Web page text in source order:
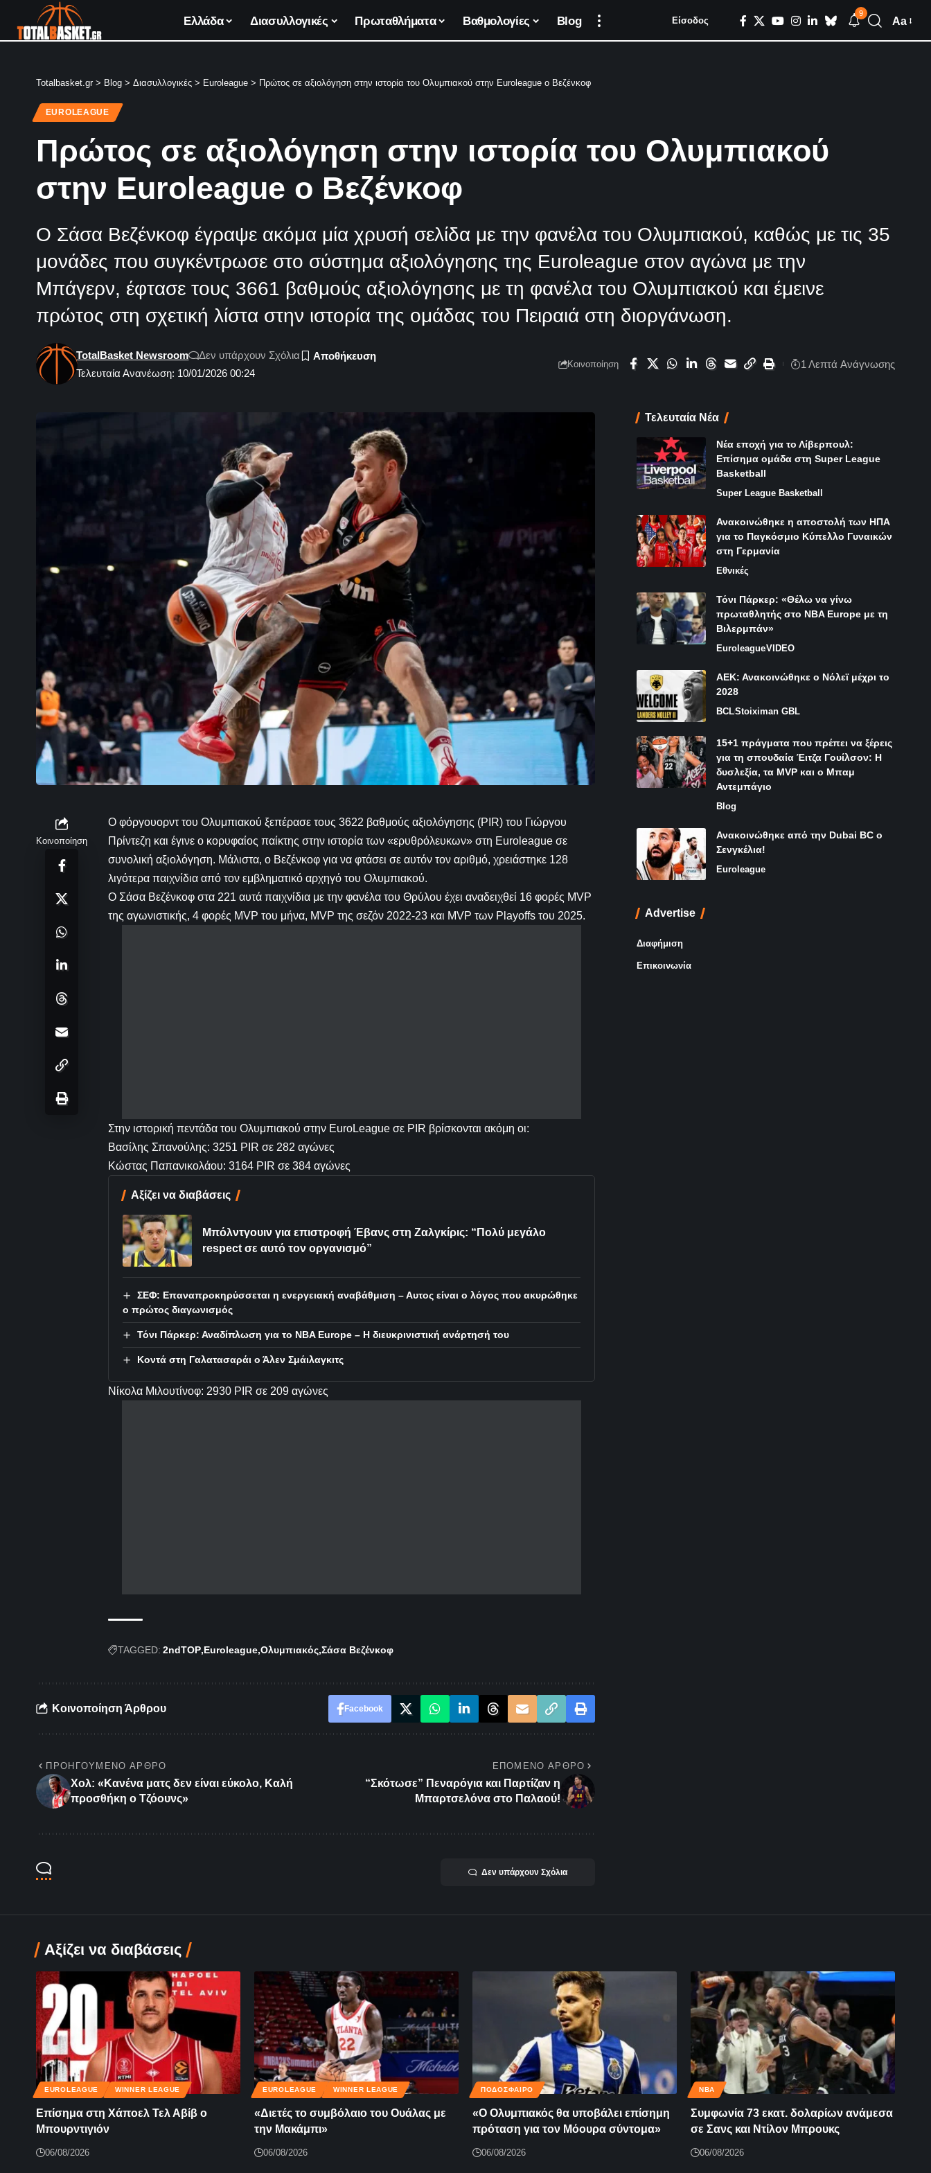
Ελλάδα Διασυλλογικές Πρωταθλήματα Βαθμολογίες Blog Είσοδος
9
Aa
Totalbasket.gr > Blog > Διασυλλογικές > Euroleague > Πρώτος σε αξιολόγηση στην ιστορία του Ολυμπιακού στην Euroleague o Βεζένκοφ
EUROLEAGUE
Πρώτος σε αξιολόγηση στην ιστορία του Ολυμπιακού
στην Euroleague o Βεζένκοφ
Ο Σάσα Βεζένκοφ έγραψε ακόμα μία χρυσή σελίδα με την φανέλα του Ολυμπιακού, καθώς με τις 35
μονάδες που συγκέντρωσε στο σύστημα αξιολόγησης της Εuroleague στον αγώνα με την
Μπάγερν, έφτασε τους 3661 βαθμούς αξιολόγησης με τη φανέλα του Ολυμπιακού και έμεινε
πρώτος στη σχετική λίστα στην ιστορία της ομάδας του Πειραιά στη διοργάνωση.
Τελευταία Ανανέωση: 10/01/2026 00:24
TotalBasket Newsroom Δεν υπάρχουν Σχόλια
Κοινοποίηση 1 Λεπτά Aνάγνωσης
Κοινοποίηση
Ο φόργουορντ του Ολυμπιακού ξεπέρασε τους 3622 βαθμούς αξιολόγησης (PIR) του Γιώργου
Πρίντεζη και έγινε ο κορυφαίος παίκτης στην ιστορία των «ερυθρόλευκων» στη Euroleague σε
συνολική αξιολόγηση. Μάλιστα, ο Βεζένκοφ για να φτάσει σε αυτόν τον αριθμό, χρειάστηκε 128
λιγότερα παιχνίδια από τον εμβληματικό αρχηγό του Ολυμπιακού.
Ο Σάσα Βεζένκοφ στα 221 αυτά παιχνίδια με την φανέλα του Θρύλου έχει αναδειχθεί 16 φορές MVP
της αγωνιστικής, 4 φορές MVP του μήνα, MVP της σεζόν 2022-23 και MVP των Playoffs του 2025.
Στην ιστορική πεντάδα του Ολυμπιακού στην EuroLeague σε PIR βρίσκονται ακόμη οι:
Βασίλης Σπανούλης: 3251 PIR σε 282 αγώνες
Κώστας Παπανικολάου: 3164 PIR σε 384 αγώνες
Αξίζει να διαβάσεις
Μπόλντγουιν για επιστροφή Έβανς στη Ζαλγκίρις: “Πολύ μεγάλο
respect σε αυτό τον οργανισμό”
ΣΕΦ: Επαναπροκηρύσσεται η ενεργειακή αναβάθμιση – Αυτος είναι ο λόγος που ακυρώθηκε
ο πρώτος διαγωνισμός
Τόνι Πάρκερ: Αναδίπλωση για το NBA Europe – Η διευκρινιστική ανάρτησή του
Κοντά στη Γαλατασαράι ο Άλεν Σμάιλαγκιτς
Νίκολα Μιλουτίνοφ: 2930 PIR σε 209 αγώνες
TAGGED: 2ndTOP Euroleague Ολυμπιακός Σάσα Βεζένκοφ
Κοινοποίηση Άρθρου Facebook
ΠΡΟΗΓΟΎΜΕΝΟ ΆΡΘΡΟ
Χολ: «Κανένα ματς δεν είναι εύκολο, Καλή
προσθήκη ο Τζόουνς»
ΕΠΌΜΕΝΟ ΆΡΘΡΟ
“Σκότωσε” Πεναρόγια και Παρτίζαν η
Μπαρτσελόνα στο Παλαού!
Δεν υπάρχουν Σχόλια
Τελευταία Νέα
Νέα εποχή για το Λίβερπουλ:
Επίσημα ομάδα στη Super League
Basketball
Super League Basketball
Ανακοινώθηκε η αποστολή των ΗΠΑ
για το Παγκόσμιο Κύπελλο Γυναικών
στη Γερμανία
Εθνικές
Τόνι Πάρκερ: «Θέλω να γίνω
πρωταθλητής στο NBA Europe με τη
Βιλερμπάν»
EuroleagueVIDEO
ΑΕΚ: Ανακοινώθηκε ο Νόλεϊ μέχρι το
2028
BCLStoiximan GBL
15+1 πράγματα που πρέπει να ξέρεις
για τη σπουδαία Έιτζα Γουίλσον: Η
δυσλεξία, τα MVP και ο Μπαμ
Αντεμπάγιο
Blog
Ανακοινώθηκε από την Dubai BC ο
Σενγκέλια!
Euroleague
Advertise
Διαφήμιση
Επικοινωνία
Αξίζει να διαβάσεις
EUROLEAGUE WINNER LEAGUE
Επίσημα στη Χάποελ Τελ Αβίβ ο
Μπουρντιγιόν
06/08/2026
EUROLEAGUE WINNER LEAGUE
«Διετές το συμβόλαιο του Ουάλας με
την Μακάμπι»
06/08/2026
ΠΟΔΟΣΦΑΙΡΟ
«Ο Ολυμπιακός θα υποβάλει επίσημη
πρόταση για τον Μόουρα σύντομα»
06/08/2026
NBA
Συμφωνία 73 εκατ. δολαρίων ανάμεσα
σε Σανς και Ντίλον Μπρουκς
06/08/2026